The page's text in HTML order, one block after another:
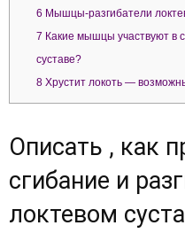
6 Мышцы-разгибатели
7 Какие мышцы участвуют в
суставе?
8 Хрустит локоть —
Описать , как
сгибание и
локтевом